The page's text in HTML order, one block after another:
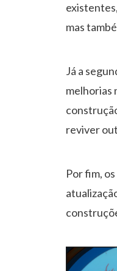
mas
Já a
melhorias
reviver
Por fim,